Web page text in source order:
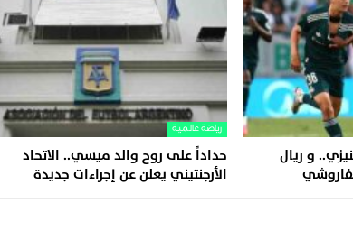
و ريال
رياضة عالمية
حداداً على روح والد ميسي.. الاتحاد
الأرجنتيني يعلن عن إجراءات جديدة